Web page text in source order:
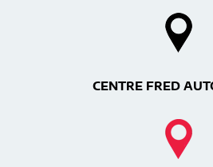
CENTRE FRED